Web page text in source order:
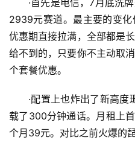
·首先是电信，7月底洗
2939元赛道。最主要的变化
优惠期直接拉满，全部都是
给不到的，只要你不主动取
个套餐优惠。
·配置上也炸出了新高
载了300分钟通话。月租上
个月39元。对比之前火爆的